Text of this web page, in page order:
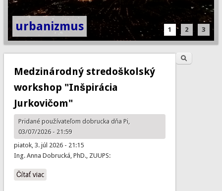
urbanizmus 1 2 3
Medzinárodný stredoškolský
workshop "Inšpirácia
Jurkovičom"
Pridané používateľom dobruckadňa Pi,
03/07/2026 - 21:59
piatok, 3. júl 2026 - 21:15
Ing. Anna Dobrucká, PhD., ZUUPS:
Čítať viaco Medzinárodný stredoškolský workshop "Inšpirácia
Hľadať